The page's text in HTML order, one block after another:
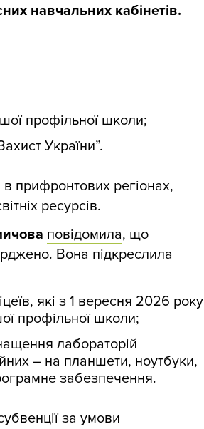
навчальних кабінетів.
профільної школи;
України”.
прифронтових регіонах,
ресурсів.
повідомила, що
Вона підкреслила
які з 1 вересня 2026 року
профільної школи;
лабораторій
– на планшети, ноутбуки,
забезпечення.
за умови